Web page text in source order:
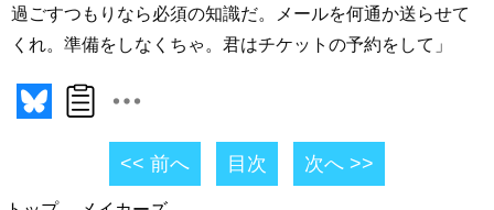
過ごすつもりなら必須の知識だ。メールを何通か送らせて
くれ。準備をしなくちゃ。君はチケットの予約をして」
<< 前へ 目次 次へ >>